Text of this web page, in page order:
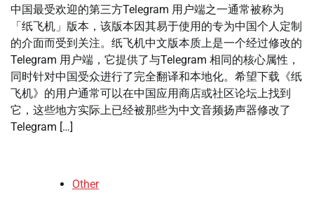
中国最受欢迎的第三方Telegram 用户端之一通常被称为
「纸飞机」版本，该版本因其易于使用的专为中国个人定制
的介面而受到关注。纸飞机中文版本质上是一个经过修改的
Telegram 用户端，它提供了与Telegram 相同的核心属性，
同时针对中国受众进行了完全翻译和本地化。希望下载《纸
飞机》的用户通常可以在中国应用商店或社区论坛上找到
它，这些地方实际上已经被那些为中文音频扬声器修改了
Telegram […]
Other